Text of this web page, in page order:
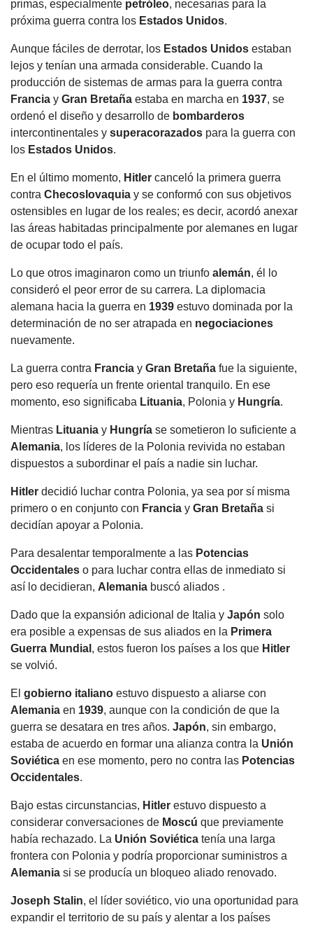
primas, especialmente petróleo, necesarias para la
próxima guerra contra los Estados Unidos.
Aunque fáciles de derrotar, los Estados Unidos estaban
lejos y tenían una armada considerable. Cuando la
producción de sistemas de armas para la guerra contra
Francia y Gran Bretaña estaba en marcha en 1937, se
ordenó el diseño y desarrollo de bombarderos
intercontinentales y superacorazados para la guerra con
los Estados Unidos.
En el último momento, Hitler canceló la primera guerra
contra Checoslovaquia y se conformó con sus objetivos
ostensibles en lugar de los reales; es decir, acordó anexar
las áreas habitadas principalmente por alemanes en lugar
de ocupar todo el país.
Lo que otros imaginaron como un triunfo alemán, él lo
consideró el peor error de su carrera. La diplomacia
alemana hacia la guerra en 1939 estuvo dominada por la
determinación de no ser atrapada en negociaciones
nuevamente.
La guerra contra Francia y Gran Bretaña fue la siguiente,
pero eso requería un frente oriental tranquilo. En ese
momento, eso significaba Lituania, Polonia y Hungría.
Mientras Lituania y Hungría se sometieron lo suficiente a
Alemania, los líderes de la Polonia revivida no estaban
dispuestos a subordinar el país a nadie sin luchar.
Hitler decidió luchar contra Polonia, ya sea por sí misma
primero o en conjunto con Francia y Gran Bretaña si
decidían apoyar a Polonia.
Para desalentar temporalmente a las Potencias
Occidentales o para luchar contra ellas de inmediato si
así lo decidieran, Alemania buscó aliados .
Dado que la expansión adicional de Italia y Japón solo
era posible a expensas de sus aliados en la Primera
Guerra Mundial , estos fueron los países a los que Hitler
se volvió.
El gobierno italiano estuvo dispuesto a aliarse con
Alemania en 1939, aunque con la condición de que la
guerra se desatara en tres años. Japón, sin embargo,
estaba de acuerdo en formar una alianza contra la Unión
Soviética en ese momento, pero no contra las Potencias
Occidentales.
Bajo estas circunstancias, Hitler estuvo dispuesto a
considerar conversaciones de Moscú que previamente
había rechazado. La Unión Soviética tenía una larga
frontera con Polonia y podría proporcionar suministros a
Alemania si se producía un bloqueo aliado renovado.
Joseph Stalin, el líder soviético, vio una oportunidad para
expandir el territorio de su país y alentar a los países